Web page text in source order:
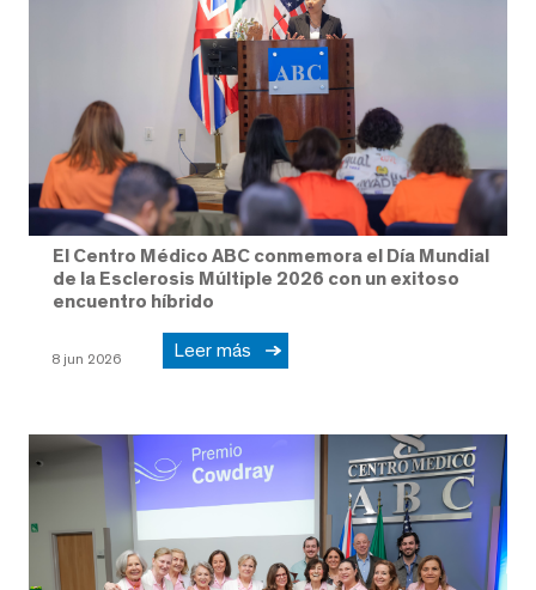
El Centro Médico ABC conmemora el Día Mundial
de la Esclerosis Múltiple 2026 con un exitoso
encuentro híbrido
8 jun 2026 Leer más